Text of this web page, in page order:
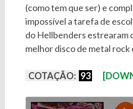
(como tem que ser) e
impossível a tarefa de
do Hellbenders estrearam
melhor disco de metal rock
COTAÇÃO: 93